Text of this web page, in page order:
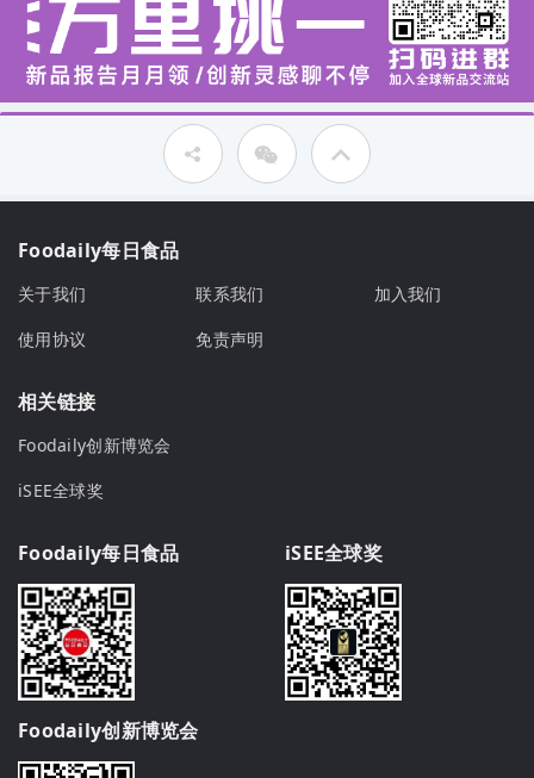
Foodaily每日食品
关于我们 联系我们
加入我们
使用协议
免责声明
相关链接
Foodaily创新博览会
iSEE全球奖
Foodaily每日食品 iSEE全球奖
Foodaily创新博览会